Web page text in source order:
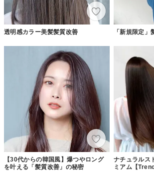
透明感カラー美髪髪質改善 「新規限定
【30代からの韓国風】爆つやロング
を叶える「髪質改善」の秘密
ナチュラルス
ミアム【